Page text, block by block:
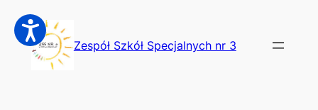
Przejdź
do
treści
Zespół Szkół Specjalnych nr 3